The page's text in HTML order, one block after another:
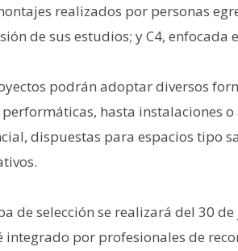
realizados por personas
de sus estudios; y C4,
podrán adoptar diversos
hasta instalaciones
dispuestas para espacios tipo
de selección se realizará del 30
integrado por profesionales de